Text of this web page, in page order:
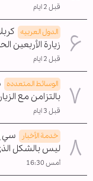
قبل 2 ايام
الدول العربیه
زيارة الأربعين
قبل 2 ايام
الوسائط المتعدده
بالتزامن مع
قبل 3 ايام
خدمة الأخبار
سي
ليس بالشكل
أمس 16:30